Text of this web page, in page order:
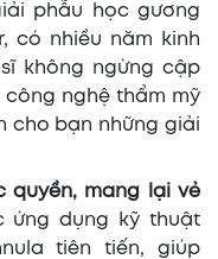
phẫu học gương
có nhiều năm kinh
không ngừng cập
nghệ thẩm mỹ
cho bạn những giải
quyền, mang lại vẻ
ứng dụng kỹ thuật
tiên tiến, giúp